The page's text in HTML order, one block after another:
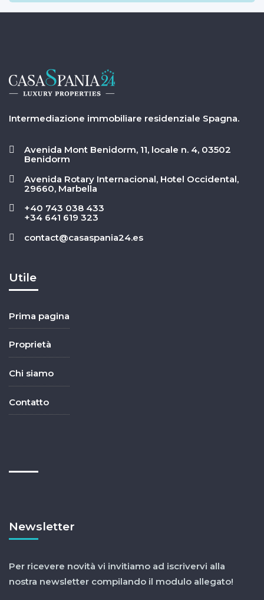
Intermediazione immobiliare residenziale Spagna.
Avenida Mont Benidorm, 11, locale n. 4, 03502
Benidorm
Avenida Rotary Internacional, Hotel Occidental,
29660, Marbella
+40 743 038 433
+34 641 619 323
contact@casaspania24.es
Utile
Prima pagina
Proprietà
Chi siamo
Contatto
Newsletter
Per ricevere novità vi invitiamo ad iscrivervi alla
nostra newsletter compilando il modulo allegato!